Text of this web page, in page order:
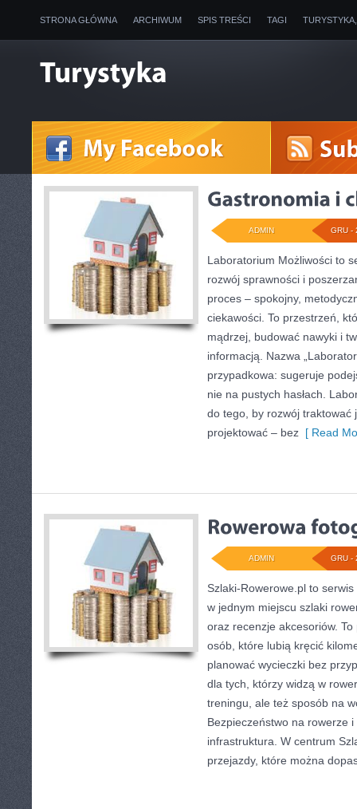
STRONA GŁÓWNA ARCHIWUM SPIS TREŚCI TAGI
GRU -
ADMIN
Laboratorium Możliwości to
rozwój sprawności i
proces – spokojny,
ciekawości. To przestrzeń,
mądrzej, budować nawyki i
informacją. Nazwa
przypadkowa: sugeruje
nie na pustych hasłach.
do tego, by rozwój traktować
projektować – bez [ Read
GRU -
ADMIN
Szlaki-Rowerowe.pl to
w jednym miejscu szlaki
oraz recenzje akcesoriów.
osób, które lubią kręcić
planować wycieczki bez
dla tych, którzy widzą w
treningu, ale też sposób na
Bezpieczeństwo na rowerze
infrastruktura. W centrum
przejazdy, które można